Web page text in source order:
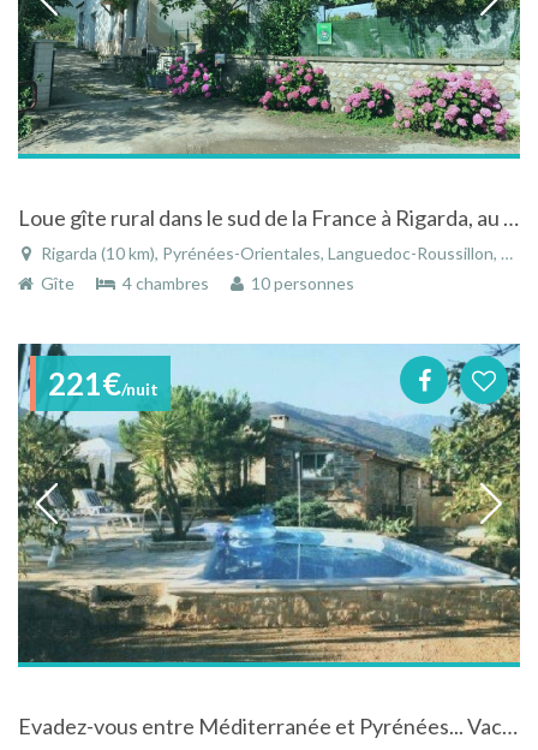
Loue gîte rural dans le sud de la France à Rigarda, au pied des Pyrénnées
Rigarda (10 km), Pyrénées-Orientales, Languedoc-Roussillon, Occitanie, France
Gîte
4 chambres 10 personnes
221€/nuit
Evadez-vous entre Méditerranée et Pyrénées... Vacances privilégiées avec piscine privée et spa